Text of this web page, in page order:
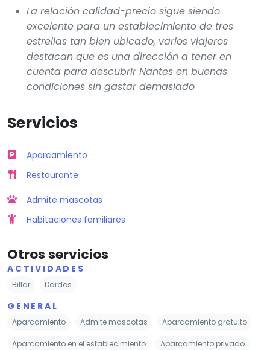
La relación calidad-precio sigue siendo
excelente para un establecimiento de tres
estrellas tan bien ubicado, varios viajeros
destacan que es una dirección a tener en
cuenta para descubrir Nantes en buenas
condiciones sin gastar demasiado
Servicios
Aparcamiento
Restaurante
Admite mascotas
Habitaciones familiares
Otros servicios
ACTIVIDADES
Billar Dardos
GENERAL
Aparcamiento Admite mascotas Aparcamiento gratuito
Aparcamiento en el establecimiento Aparcamiento privado